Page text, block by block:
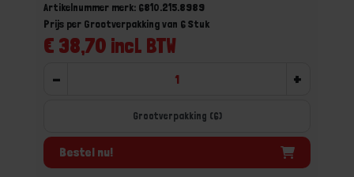
Artikelnummer merk: 6810.215.8989
€ 38,70 incl. BTW
Prijs per Grootverpakking van 6 Stuk
- +
Grootverpakking (6)
Bestel nu!